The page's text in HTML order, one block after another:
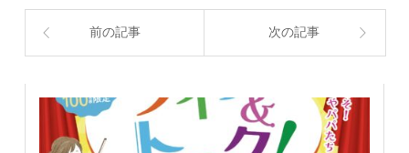
前の記事 次の記事